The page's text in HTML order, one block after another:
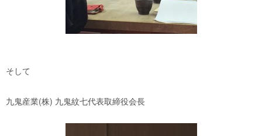
そして
九鬼産業(株) 九鬼紋七代表取締役会長